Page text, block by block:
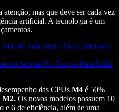
mas que deve ser cada vez
artificial. A tecnologia é um
No Fim Deste Ano Com Foco
Secreto Na Europa Para Lidar
das CPUs M4 é 50%
M2. Os novos modelos possuem 10
e 6 de eficiência, além de uma